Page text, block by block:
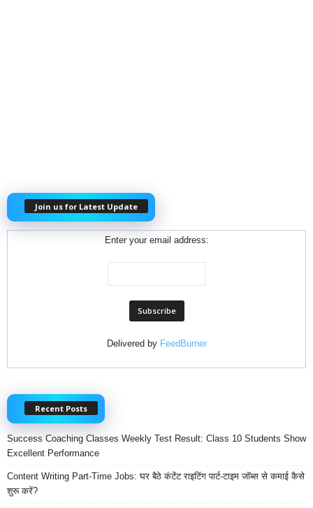
Join us for Latest Update
Enter your email address:
Delivered by FeedBurner
Recent Posts
Success Coaching Classes Weekly Test Result: Class 10 Students Show
Excellent Performance
Content Writing Part-Time Jobs: घर बैठे कंटेंट राइटिंग पार्ट-टाइम जॉब्स से कमाई कैसे
शुरू करें?